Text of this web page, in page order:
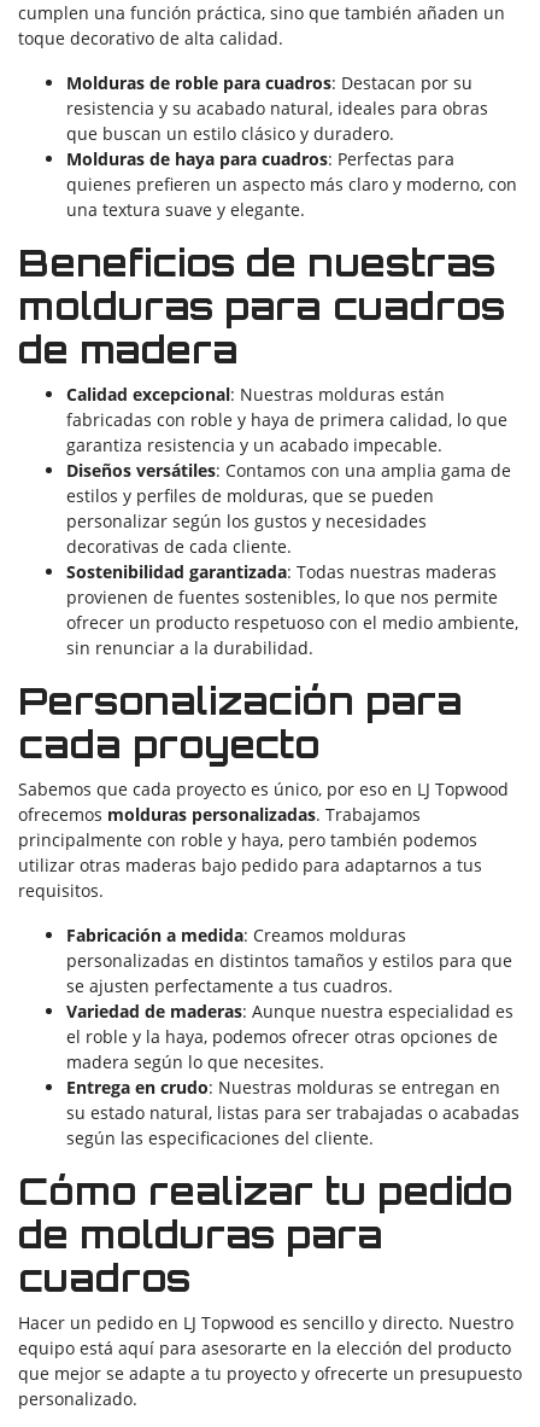
cumplen una función práctica, sino que también añaden un
toque decorativo de alta calidad.
Molduras de roble para cuadros: Destacan por su
resistencia y su acabado natural, ideales para obras
que buscan un estilo clásico y duradero.
Molduras de haya para cuadros: Perfectas para
quienes prefieren un aspecto más claro y moderno, con
una textura suave y elegante.
Beneficios de nuestras
molduras para cuadros
de madera
Calidad excepcional: Nuestras molduras están
fabricadas con roble y haya de primera calidad, lo que
garantiza resistencia y un acabado impecable.
Diseños versátiles: Contamos con una amplia gama de
estilos y perfiles de molduras, que se pueden
personalizar según los gustos y necesidades
decorativas de cada cliente.
Sostenibilidad garantizada: Todas nuestras maderas
provienen de fuentes sostenibles, lo que nos permite
ofrecer un producto respetuoso con el medio ambiente,
sin renunciar a la durabilidad.
Personalización para
cada proyecto
Sabemos que cada proyecto es único, por eso en LJ Topwood
ofrecemos molduras personalizadas. Trabajamos
principalmente con roble y haya, pero también podemos
utilizar otras maderas bajo pedido para adaptarnos a tus
requisitos.
Fabricación a medida: Creamos molduras
personalizadas en distintos tamaños y estilos para que
se ajusten perfectamente a tus cuadros.
Variedad de maderas: Aunque nuestra especialidad es
el roble y la haya, podemos ofrecer otras opciones de
madera según lo que necesites.
Entrega en crudo: Nuestras molduras se entregan en
su estado natural, listas para ser trabajadas o acabadas
según las especificaciones del cliente.
Cómo realizar tu pedido
de molduras para
cuadros
Hacer un pedido en LJ Topwood es sencillo y directo. Nuestro
equipo está aquí para asesorarte en la elección del producto
que mejor se adapte a tu proyecto y ofrecerte un presupuesto
personalizado.